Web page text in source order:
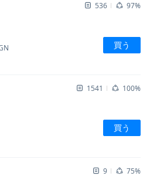
536 97%
買う
1541 100%
買う
9 75%